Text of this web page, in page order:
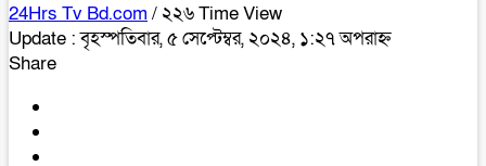
24Hrs Tv Bd.com / ২২৬ Time View
Update : বৃহস্পতিবার, ৫ সেপ্টেম্বর, ২০২৪, ১:২৭ অপরাহ্ন
Share